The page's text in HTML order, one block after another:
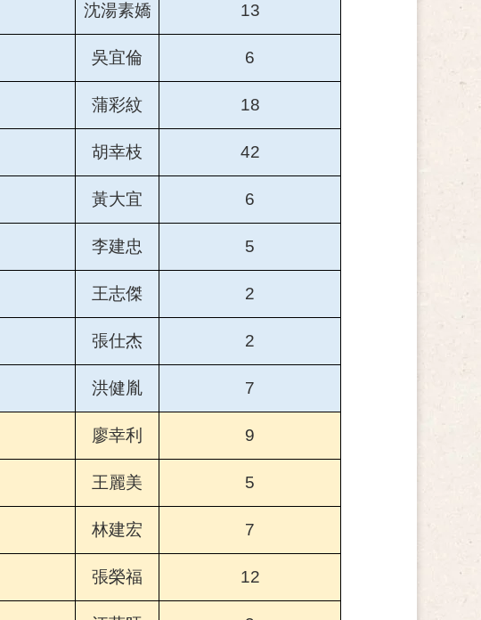
沈湯素嬌 13
吳宜倫 6
蒲彩紋 18
胡幸枝 42
黃大宜 6
李建忠 5
王志傑 2
張仕杰 2
洪健胤 7
廖幸利 9
王麗美 5
林建宏 7
張榮福 12